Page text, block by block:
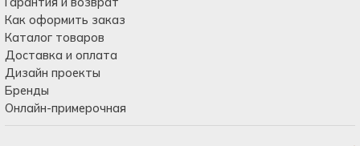
Как оформить заказ
Каталог товаров
Доставка и оплата
Дизайн проекты
Бренды
Онлайн-примерочная